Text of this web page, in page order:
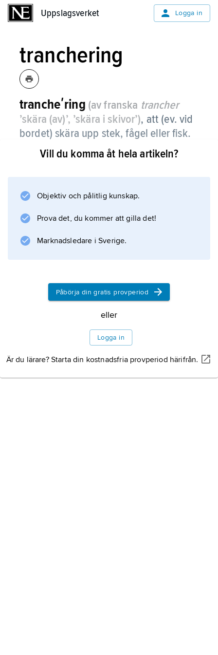
Uppslagsverket Logga in
tranchering
trancheʹring (av franska trancher
’skära (av)’, ’skära i skivor’), att (ev. vid
bordet) skära upp stek, fågel eller fisk.
Tranchering på ett korrekt sätt var i äldre tid
mitt gavs det ut många ”trancherböcker” med
Vill du komma åt hela artikeln?
Objektiv och pålitlig kunskap.
Prova det, du kommer att gilla det!
Marknadsledare i Sverige.
Påbörja din gratis provperiod
eller
Logga in
Är du lärare? Starta din kostnadsfria provperiod härifrån.